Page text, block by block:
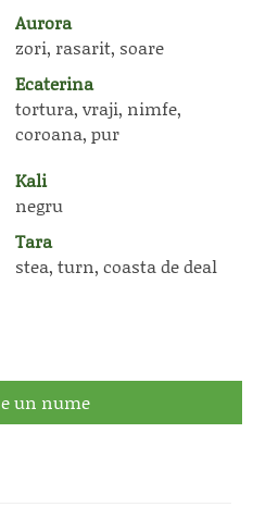
Aurora
zori, rasarit, soare
Ecaterina
tortura, vraji, nimfe,
coroana, pur
Kali
negru
Tara
stea, turn, coasta de deal
un nume